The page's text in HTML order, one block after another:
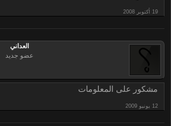
العداني
عضو جديد
مشكور على المعلومات